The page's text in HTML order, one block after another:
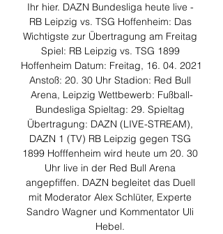
Ihr hier. DAZN Bundesliga heute live -
RB Leipzig vs. TSG Hoffenheim: Das
Wichtigste zur Übertragung am Freitag
Spiel: RB Leipzig vs. TSG 1899
Hoffenheim Datum: Freitag, 16. 04. 2021
Anstoß: 20. 30 Uhr Stadion: Red Bull
Arena, Leipzig Wettbewerb: Fußball-
Bundesliga Spieltag: 29. Spieltag
Übertragung: DAZN (LIVE-STREAM),
DAZN 1 (TV) RB Leipzig gegen TSG
1899 Hofffenheim wird heute um 20. 30
Uhr live in der Red Bull Arena
angepfiffen. DAZN begleitet das Duell
mit Moderator Alex Schlüter, Experte
Sandro Wagner und Kommentator Uli
Hebel.